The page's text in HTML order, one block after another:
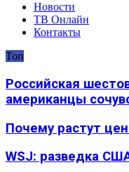
Новости
ТВ Онлайн
Контакты
Топ
Российская
американцы
Почему растут
WSJ: разведка